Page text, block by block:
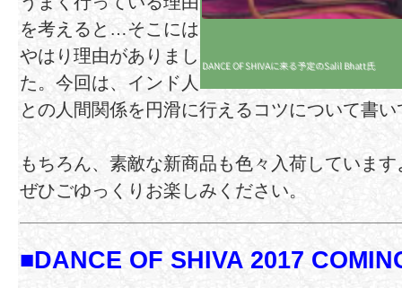
DANCE OF SHIVAに来る予定のSalil Bhatt氏
を考えると…そこには
やはり理由がありまし
た。今回は、インド人
との人間関係を円滑に行えるコツについて書
もちろん、素敵な新商品も色々入荷しています
ぜひごゆっくりお楽しみください。
■DANCE OF SHIVA 2017